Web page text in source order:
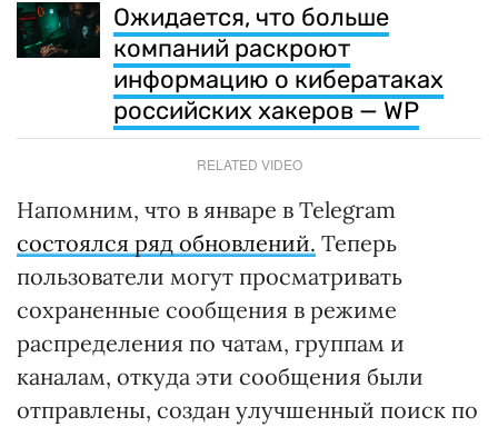
Ожидается, что больше
компаний раскроют
информацию о кибератаках
российских хакеров — WP
RELATED VIDEO
Напомним, что в январе в Telegram
состоялся ряд обновлений. Теперь
пользователи могут просматривать
сохраненные сообщения в режиме
распределения по чатам, группам и
каналам, откуда эти сообщения были
отправлены, создан улучшенный поиск по